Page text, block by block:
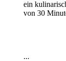
ein
von 30
...